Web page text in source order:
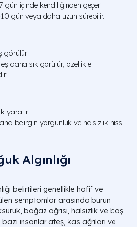
gün içinde kendiliğinden geçer.
gün veya daha uzun sürebilir.
görülür.
daha sık görülür, özellikle
yaratır.
belirgin yorgunluk ve halsizlik hissi
Algınlığı
belirtileri genellikle hafif ve
semptomlar arasında burun
boğaz ağrısı, halsizlik ve baş
bazı insanlar ateş, kas ağrıları ve